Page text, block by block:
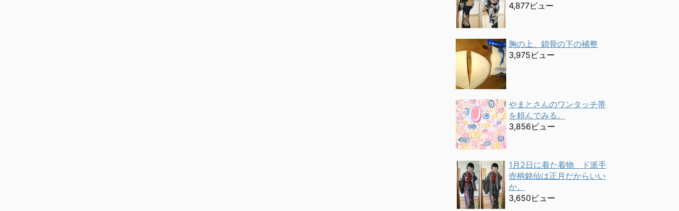
4,877ビュー
胸の上、鎖骨の下の補整
3,975ビュー
やまとさんのワンタッチ帯
を頼んでみる。
3,856ビュー
1月2日に着た着物 ド派手
壺柄銘仙は正月だからいい
か。
3,650ビュー